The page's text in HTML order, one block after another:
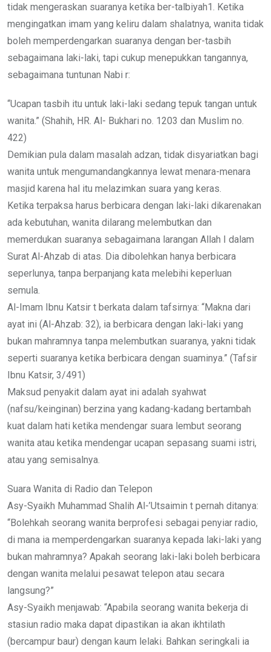
tidak mengeraskan suaranya ketika ber-talbiyah1. Ketika
mengingatkan imam yang keliru dalam shalatnya, wanita tidak
boleh memperdengarkan suaranya dengan ber-tasbih
sebagaimana laki-laki, tapi cukup menepukkan tangannya,
sebagaimana tuntunan Nabi r:
“Ucapan tasbih itu untuk laki-laki sedang tepuk tangan untuk
wanita.” (Shahih, HR. Al- Bukhari no. 1203 dan Muslim no.
422)
Demikian pula dalam masalah adzan, tidak disyariatkan bagi
wanita untuk mengumandangkannya lewat menara-menara
masjid karena hal itu melazimkan suara yang keras.
Ketika terpaksa harus berbicara dengan laki-laki dikarenakan
ada kebutuhan, wanita dilarang melembutkan dan
memerdukan suaranya sebagaimana larangan Allah I dalam
Surat Al-Ahzab di atas. Dia dibolehkan hanya berbicara
seperlunya, tanpa berpanjang kata melebihi keperluan
semula.
Al-Imam Ibnu Katsir t berkata dalam tafsirnya: “Makna dari
ayat ini (Al-Ahzab: 32), ia berbicara dengan laki-laki yang
bukan mahramnya tanpa melembutkan suaranya, yakni tidak
seperti suaranya ketika berbicara dengan suaminya.” (Tafsir
Ibnu Katsir, 3/491)
Maksud penyakit dalam ayat ini adalah syahwat
(nafsu/keinginan) berzina yang kadang-kadang bertambah
kuat dalam hati ketika mendengar suara lembut seorang
wanita atau ketika mendengar ucapan sepasang suami istri,
atau yang semisalnya.
Suara Wanita di Radio dan Telepon
Asy-Syaikh Muhammad Shalih Al-’Utsaimin t pernah ditanya:
“Bolehkah seorang wanita berprofesi sebagai penyiar radio,
di mana ia memperdengarkan suaranya kepada laki-laki yang
bukan mahramnya? Apakah seorang laki-laki boleh berbicara
dengan wanita melalui pesawat telepon atau secara
langsung?”
Asy-Syaikh menjawab: “Apabila seorang wanita bekerja di
stasiun radio maka dapat dipastikan ia akan ikhtilath
(bercampur baur) dengan kaum lelaki. Bahkan seringkali ia